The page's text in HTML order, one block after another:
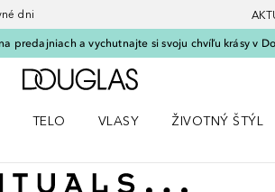
dni
predajniach a vychutnajte si svoju chvíľu krásy v
Domov
TELO
VLASY
ŽIVOTNÝ ŠTÝL